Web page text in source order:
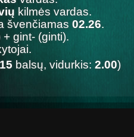
kilmės vardas.
švenčiamas 02.26.
gint- (ginti).
15 balsų, vidurkis: 2.00)